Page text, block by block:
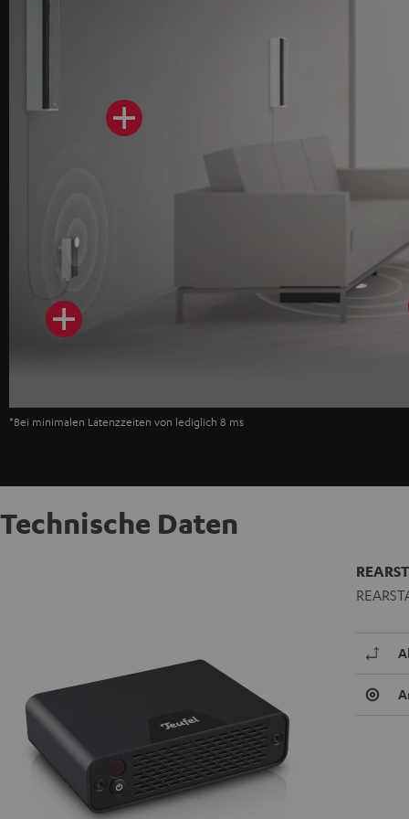
*Bei minimalen Latenzzeiten von lediglich 8 ms
Technische Daten